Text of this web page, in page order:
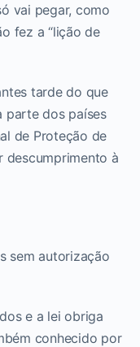
vai pegar, como
fez a “lição de
tarde do que
parte dos países
de Proteção de
descumprimento à
sem autorização
e a lei obriga
conhecido por